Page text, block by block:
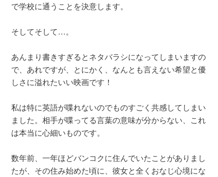
で学校に通うことを決意します。
そしてそして…。
あんまり書きすぎるとネタバラシになってしまいますの
で、あれですが、とにかく、なんとも言えない希望と優
しさに溢れたいい映画です！
私は特に英語が喋れないのでものすごく共感してしまい
ました。相手が喋ってる言葉の意味が分からない、これ
は本当に心細いものです。
数年前、一年ほどバンコクに住んでいたことがありまし
たが、その住み始めた頃に、彼女と全くおなじ心境にな